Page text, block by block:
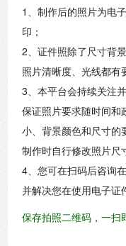
1、制作后的照片为电
印；
2、证件照除了尺寸背
照片清晰度、光线都有
3、本平台会持续关注
保证照片要求随时间和
小、背景颜色和尺寸的
制作时自行修改照片尺
4、您可在扫码后咨询
并解决您在使用电子证
保存拍照二维码，一扫